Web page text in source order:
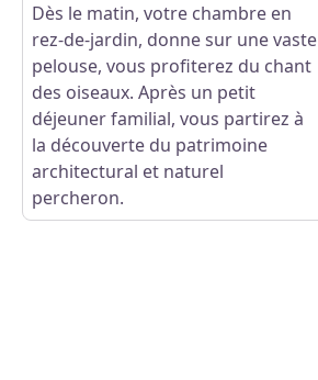
Dès le matin, votre chambre en
rez-de-jardin, donne sur une vaste
pelouse, vous profiterez du chant
des oiseaux. Après un petit
déjeuner familial, vous partirez à
la découverte du patrimoine
architectural et naturel
percheron.